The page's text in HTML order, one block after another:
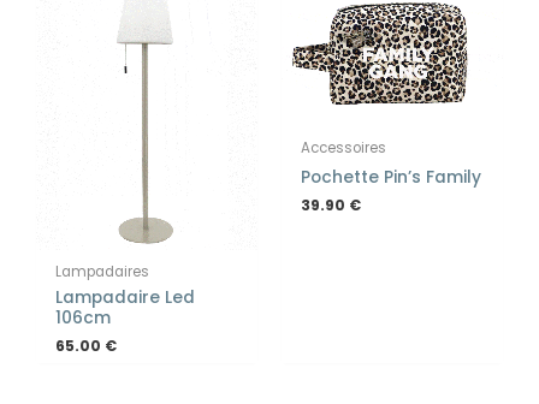
Lampadaires
Lampadaire Led
106cm
65.00 €
Accessoires
Pochette Pin’s Family
39.90 €